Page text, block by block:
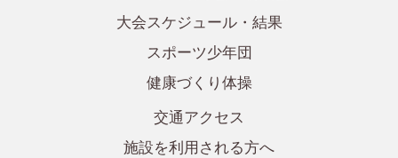
大会スケジュール・結果
スポーツ少年団
健康づくり体操
交通アクセス
施設を利用される方へ